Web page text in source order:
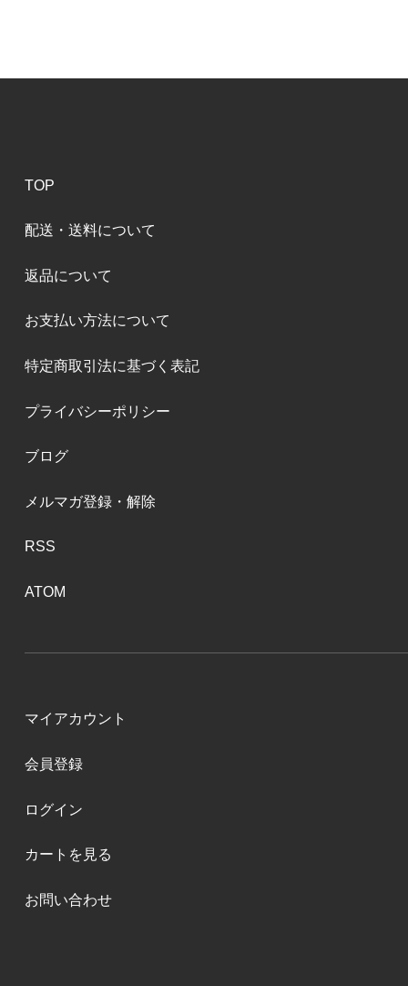
TOP
配送・送料について
返品について
お支払い方法について
特定商取引法に基づく表記
プライバシーポリシー
ブログ
メルマガ登録・解除
RSS
ATOM
マイアカウント
会員登録
ログイン
カートを見る
お問い合わせ